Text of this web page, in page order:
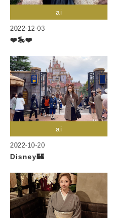
ai
2022-12-03
❤️🎠❤️
ai
2022-10-20
Disney🏰